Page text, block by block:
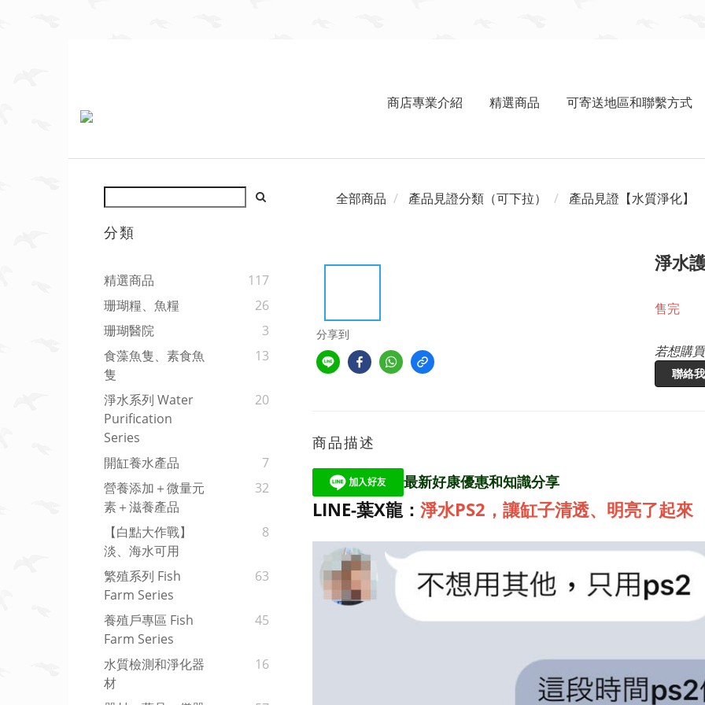
商店專業介紹 精選商品 可寄送地區和聯繫方式
分類
精選商品
117
珊瑚糧、魚糧
26
珊瑚醫院
3
食藻魚隻、素食魚
隻
13
淨水系列 Water
Purification
Series
20
開缸養水產品
7
營養添加＋微量元
素＋滋養產品
32
【白點大作戰】
淡、海水可用
8
繁殖系列 Fish
Farm Series
63
養殖戶專區 Fish
Farm Series
45
水質檢測和淨化器
材
16
全部商品 產品見證分類（可下拉） 產品見證【水質淨化】
分享到
淨水
售完
若想購
聯絡
商品描述
最新好康優惠和知識分享
LINE-葉X龍： 淨水PS2，讓缸子清透、明亮了起來